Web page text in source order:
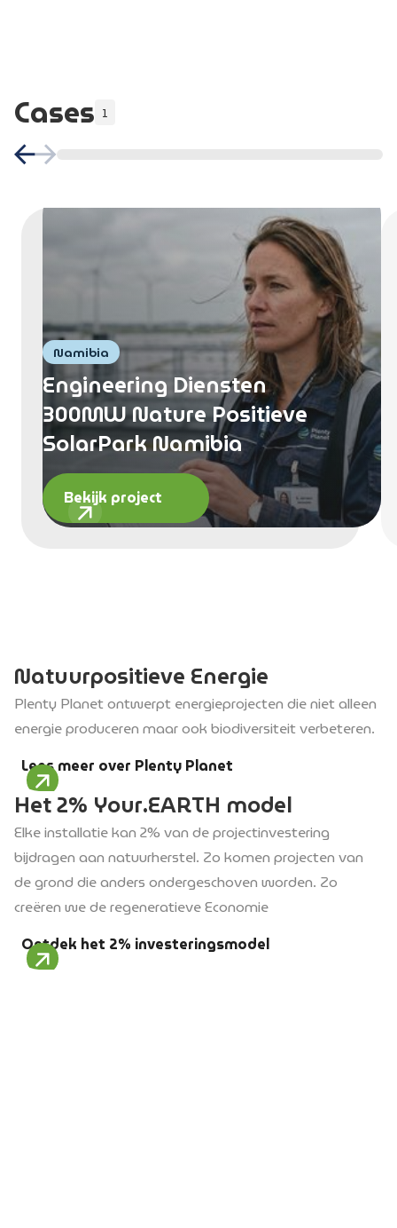
Cases 1
Namibia
Engineering Diensten
300MW Nature Positieve
SolarPark Namibia
Bekijk project
Natuurpositieve Energie
Plenty Planet ontwerpt energieprojecten die niet alleen
energie produceren maar ook biodiversiteit verbeteren.
Lees meer over Plenty Planet
Het2% Your.EARTH model
Elke installatie kan 2% van de projectinvestering
bijdragen aan natuurherstel. Zo komen projecten van
de grond die anders ondergeschoven worden. Zo
creëren we de regeneratieve Economie
Ontdek het 2% investeringsmodel